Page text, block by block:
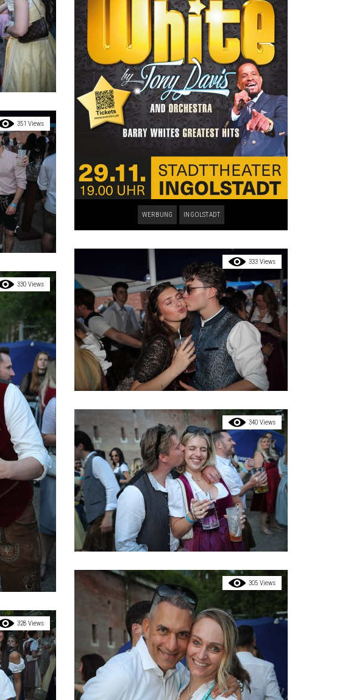
WERBUNG INGOLSTADT
351 Views
333 Views
330 Views
340 Views
305 Views
328 Views